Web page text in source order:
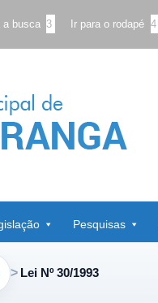
a busca 3 Ir para o rodapé 4
Pesquisas
Lei Nº 30/1993